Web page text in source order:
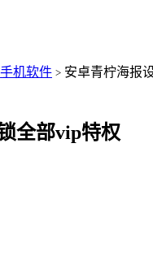
手机软件 > 安卓青柠海报
全部vip特权